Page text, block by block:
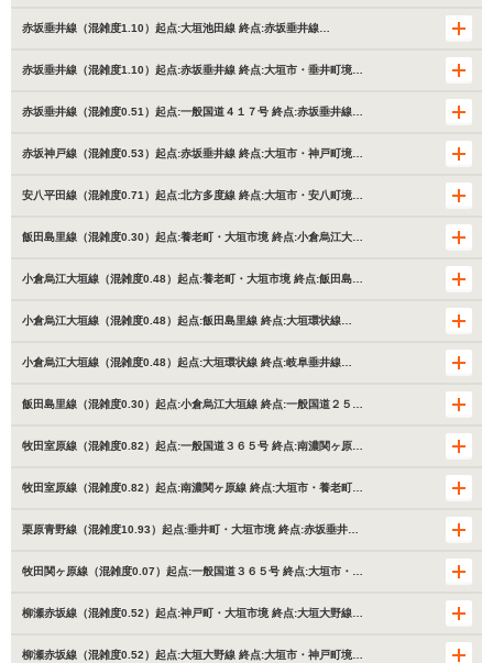
赤坂垂井線（混雑度1.10）起点:大垣池田線 終点:赤坂垂井線…
赤坂垂井線（混雑度1.10）起点:赤坂垂井線 終点:大垣市・垂井町境…
赤坂垂井線（混雑度0.51）起点:一般国道４１７号 終点:赤坂垂井線…
赤坂神戸線（混雑度0.53）起点:赤坂垂井線 終点:大垣市・神戸町境…
安八平田線（混雑度0.71）起点:北方多度線 終点:大垣市・安八町境…
飯田島里線（混雑度0.30）起点:養老町・大垣市境 終点:小倉烏江大…
小倉烏江大垣線（混雑度0.48）起点:養老町・大垣市境 終点:飯田島…
小倉烏江大垣線（混雑度0.48）起点:飯田島里線 終点:大垣環状線…
小倉烏江大垣線（混雑度0.48）起点:大垣環状線 終点:岐阜垂井線…
飯田島里線（混雑度0.30）起点:小倉烏江大垣線 終点:一般国道２５…
牧田室原線（混雑度0.82）起点:一般国道３６５号 終点:南濃関ヶ原…
牧田室原線（混雑度0.82）起点:南濃関ヶ原線 終点:大垣市・養老町…
栗原青野線（混雑度10.93）起点:垂井町・大垣市境 終点:赤坂垂井…
牧田関ヶ原線（混雑度0.07）起点:一般国道３６５号 終点:大垣市・…
柳瀬赤坂線（混雑度0.52）起点:神戸町・大垣市境 終点:大垣大野線…
柳瀬赤坂線（混雑度0.52）起点:大垣大野線 終点:大垣市・神戸町境…